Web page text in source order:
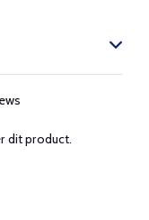
dit product.